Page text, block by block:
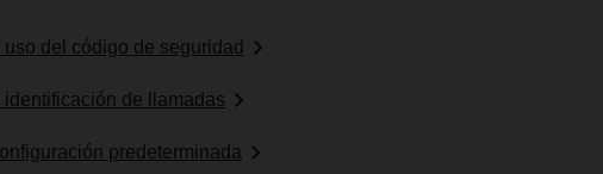
del código de seguridad
de llamadas
predeterminada